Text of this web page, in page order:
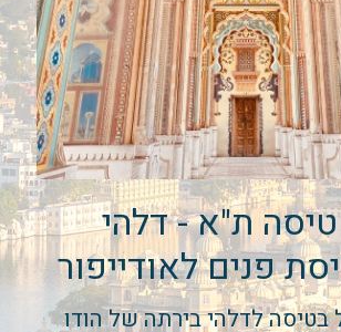
1-2 טיסה ת"א - דלהי
פנים לאודייפור
בטיסה לדלהי בירתה של הודו